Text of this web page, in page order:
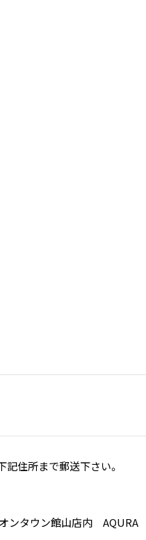
記住所まで郵送下さい。
ンタウン館山店内 AQURA